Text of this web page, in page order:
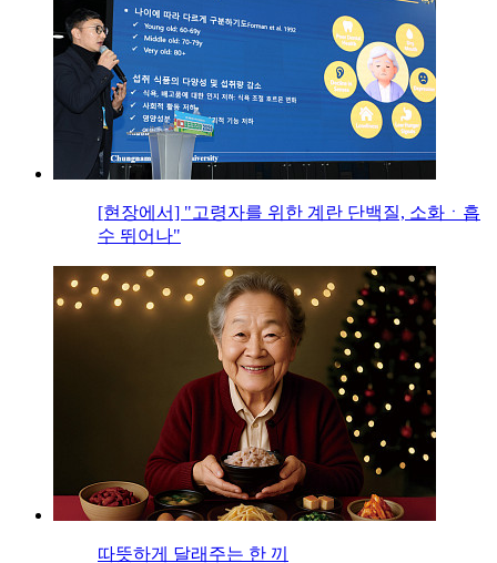
[현장에서] "고령자를 위한 계란 단백질, 소화ㆍ흡
수 뛰어나"
따뜻하게 달래주는 한 끼